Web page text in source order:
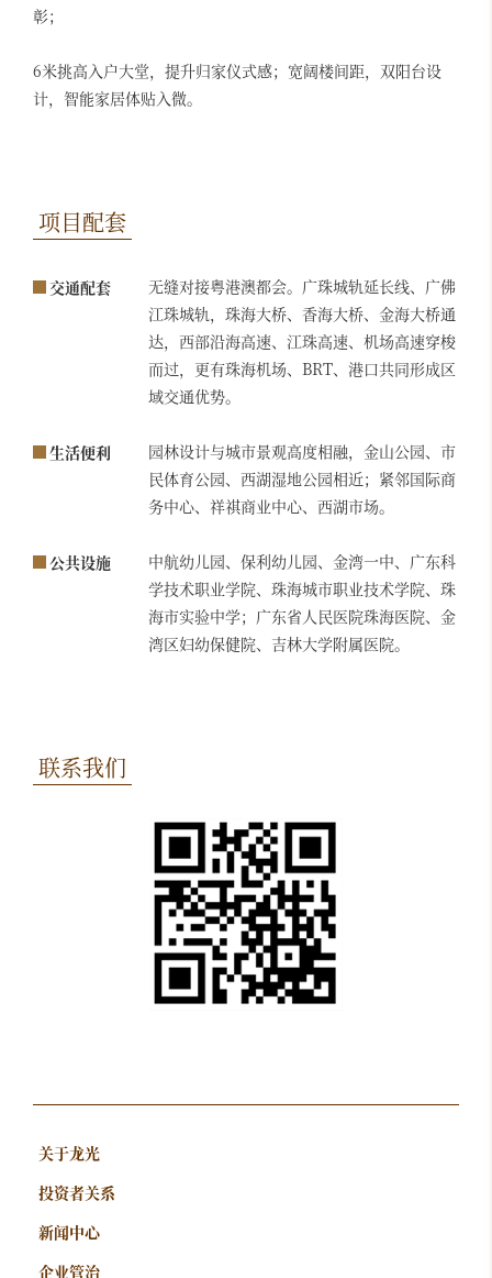
彰；
6米挑高入户大堂，提升归家仪式感；宽阔楼间距，双阳台设
计，智能家居体贴入微。
项目配套
交通配套
无缝对接粤港澳都会。广珠城轨延长线、广佛
江珠城轨，珠海大桥、香海大桥、金海大桥通
达，西部沿海高速、江珠高速、机场高速穿梭
而过，更有珠海机场、BRT、港口共同形成区
域交通优势。
生活便利
园林设计与城市景观高度相融，金山公园、市
民体育公园、西湖湿地公园相近；紧邻国际商
务中心、祥祺商业中心、西湖市场。
公共设施
中航幼儿园、保利幼儿园、金湾一中、广东科
学技术职业学院、珠海城市职业技术学院、珠
海市实验中学；广东省人民医院珠海医院、金
湾区妇幼保健院、吉林大学附属医院。
联系我们
关于龙光
投资者关系
新闻中心
企业管治